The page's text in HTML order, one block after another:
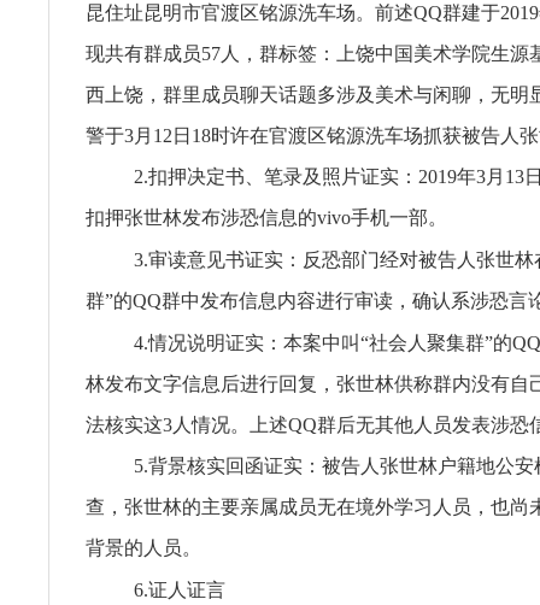
昆住址昆明市官渡区铭源洗车场。前述QQ群建于
现共有群成员57人，群标签：上饶中国美术学院生源
西上饶，群里成员聊天话题多涉及美术与闲聊，无明
警于3月12日18时许在官渡区铭源洗车场抓获被告人
2.扣押决定书、笔录及照片证实：2019年3月13
扣押张世林发布涉恐信息的vivo手机一部。
3.审读意见书证实：反恐部门经对被告人张世林
群”的QQ群中发布信息内容进行审读，确认系涉恐言
4.情况说明证实：本案中叫“社会人聚集群”的
林发布文字信息后进行回复，张世林供称群内没有自
法核实这3人情况。上述QQ群后无其他人员发表涉恐
5.背景核实回函证实：被告人张世林户籍地公
查，张世林的主要亲属成员无在境外学习人员，也尚
背景的人员。
6.证人证言